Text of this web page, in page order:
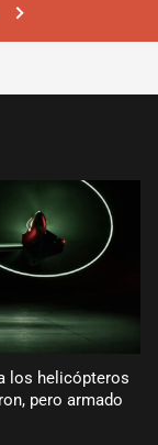
los helicópteros
pero armado